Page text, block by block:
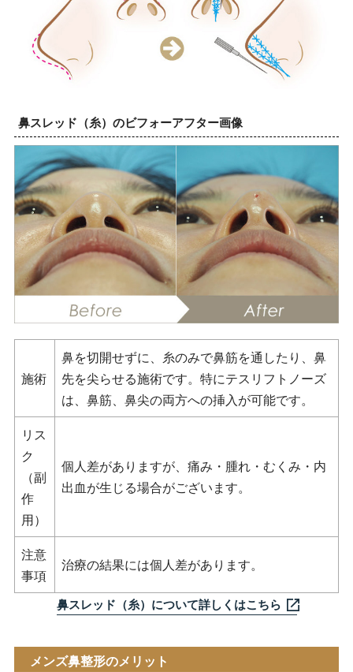
鼻スレッド（糸）のビフォーアフター画像
施術
鼻を切開せずに、糸のみで鼻筋を通したり、鼻
先を尖らせる施術です。特にテスリフトノーズ
は、鼻筋、鼻尖の両方への挿入が可能です。
リス
ク
（副
作
用）
個人差がありますが、痛み・腫れ・むくみ・内
出血が生じる場合がございます。
注意
事項
治療の結果には個人差があります。
鼻スレッド（糸）について詳しくはこちら
メンズ鼻整形のメリット